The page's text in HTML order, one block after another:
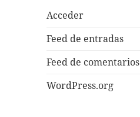
Acceder
Feed de entradas
Feed de comentarios
WordPress.org